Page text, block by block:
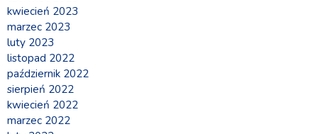
kwiecień 2023
marzec 2023
luty 2023
listopad 2022
październik 2022
sierpień 2022
kwiecień 2022
marzec 2022